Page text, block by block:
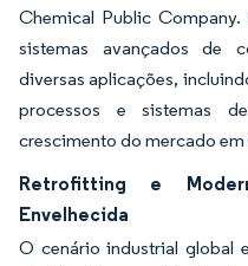
Chemical Public Company.
sistemas avançados de
diversas aplicações,
processos e sistemas
crescimento do mercado
Retrofitting e
Envelhecida
O cenário industrial global